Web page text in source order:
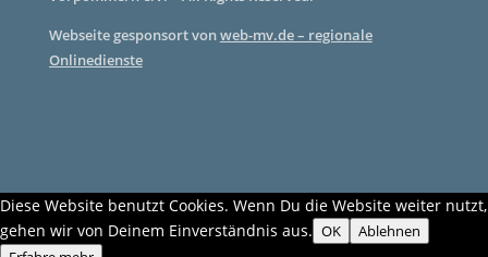
Webseite gesponsort vonweb-mv.de – regionale
Onlinedienste
Diese Website benutzt Cookies. Wenn Du die Website weiter nutzt,
gehen wir von Deinem Einverständnis aus. OK
Ablehnen